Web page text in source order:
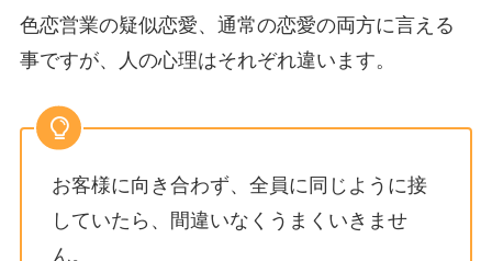
色恋営業の疑似恋愛、通常の恋愛の両方に言える
事ですが、人の心理はそれぞれ違います。
お客様に向き合わず、全員に同じように接
していたら、間違いなくうまくいきませ
ん。